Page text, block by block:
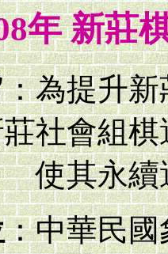
年 新莊
：為提升
社會組棋
轉，
：中華民